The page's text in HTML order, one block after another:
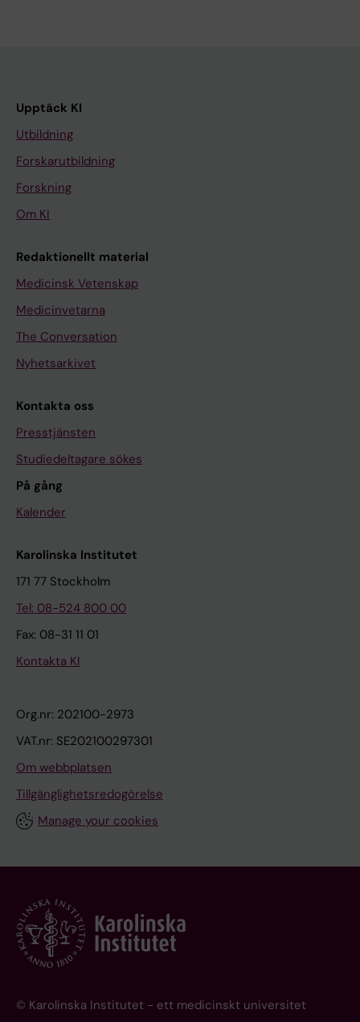
Upptäck KI
Utbildning
Forskarutbildning
Forskning
Om KI
Redaktionellt material
Medicinsk Vetenskap
Medicinvetarna
The Conversation
Nyhetsarkivet
Kontakta oss
Presstjänsten
Studiedeltagare sökes
På gång
Kalender
Karolinska Institutet
171 77 Stockholm
Tel: 08-524 800 00
Fax: 08-31 11 01
Kontakta KI
Org.nr: 202100-2973
VAT.nr: SE202100297301
Om webbplatsen
Tillgänglighetsredogörelse
Manage your cookies
© Karolinska Institutet - ett medicinskt universitet